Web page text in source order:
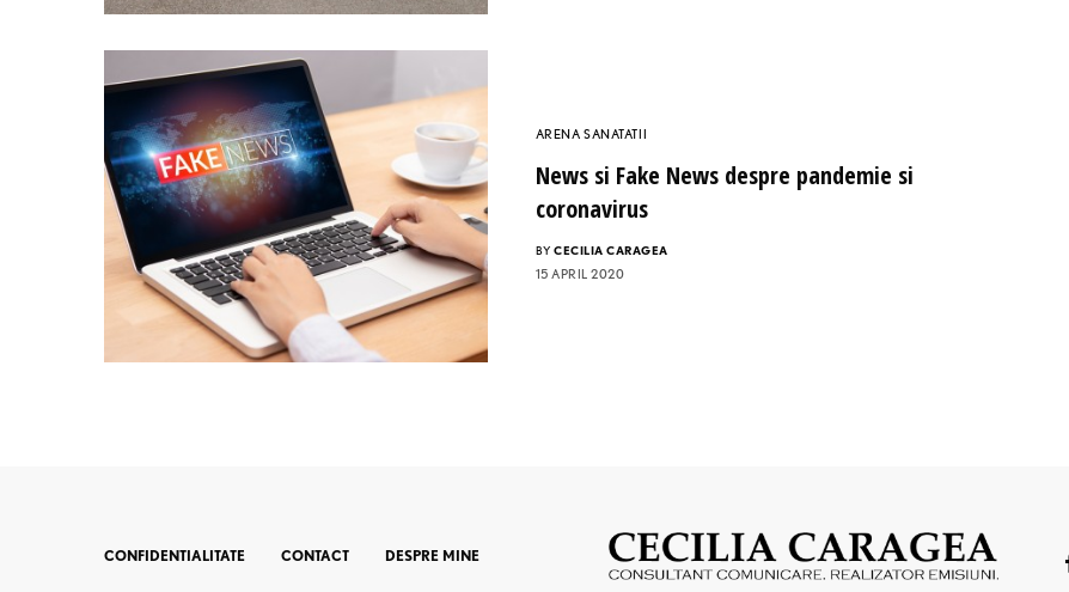
ARENA SANATATII
News si Fake News despre pandemie si
coronavirus
BY CECILIA CARAGEA
15 APRIL 2020
CONFIDENTIALITATE CONTACT DESPRE MINE